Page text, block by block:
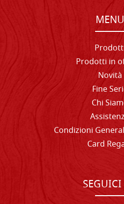
MENU
Prodotti in
Novità
Fine
Chi
Condizioni
Card
SEGUICI